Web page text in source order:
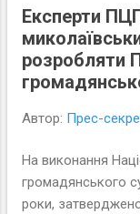
Експерти
розробляти
Автор: Прес-
На виконання
громадянського
роки,